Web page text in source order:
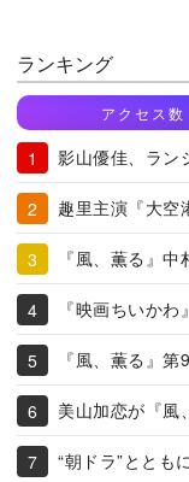
ランキング
アクセス数
影山優佳、ラン
趣里主演『大空
『風、薫る』
『映画ちいか
『風、薫る』
美山加恋が『風
“朝ドラ”ととも